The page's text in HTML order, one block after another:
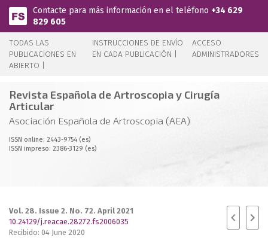
Pasar al contenido principal
Contacte para más información en el teléfono +34 629
829 605
TODAS LAS
PUBLICACIONES EN
ABIERTO |
INSTRUCCIONES DE ENVÍO
EN CADA PUBLICACIÓN |
ACCESO
ADMINISTRADORES
Revista Española de Artroscopia y Cirugía
Articular
Asociación Española de Artroscopia (AEA)
ISSN online: 2443-9754 (es)
ISSN impreso: 2386-3129 (es)
Vol. 28. Issue 2. No. 72. April 2021
10.24129/j.reacae.28272.fs2006035
Recibido: 04 June 2020